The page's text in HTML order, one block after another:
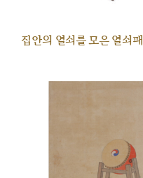
집안의 열쇠를 모은 열쇠패